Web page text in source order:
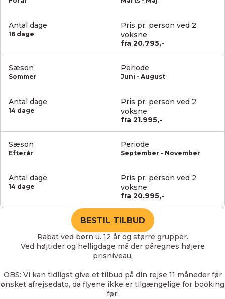
havnen (evt. igen med en af øens ikoniske
hestevogne), hvor en færge vil transportere dig
tilbage til Bali. Her bliver du hentet af privat transfer
og kørt til dit hotel i Sanur, hvor du skal bruge feriens
sidste to overnatninger.
Antal dage
16 dage
Pris pr. person ved 2
voksne
fra 20.795,-
Sæson
Sommer
Periode
Juni - August
Antal dage
14 dage
Pris pr. person ved 2
voksne
fra 21.995,-
Sæson
Efterår
Periode
September - November
Antal dage
14 dage
Pris pr. person ved 2
voksne
fra 20.995,-
BESTIL TILBUD
Rabat ved børn u. 12 år og større grupper.
Ved højtider og helligdage må der påregnes højere
prisniveau.
OBS: Vi kan tidligst give et tilbud på din rejse 11 måneder før
ønsket afrejsedato, da flyene ikke er tilgængelige for booking
før.